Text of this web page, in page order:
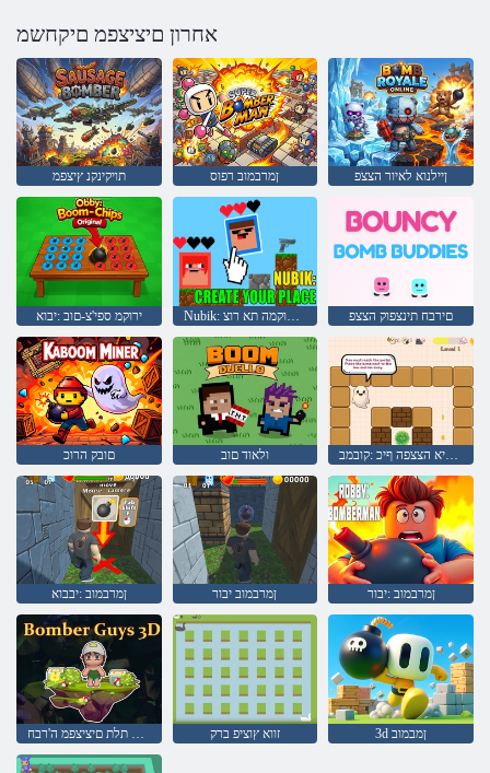
אחרון םיציצפמ םיקחשמ
תויקינקנ ץיצפמ ןמרבמוב רפוס ןיילנוא לאיור הצצפ
ירוקמ ספי'צ-םוב :יבוא Nubik: ךלש םוקמה תא רוצ םירבח תינצפוק הצצפ
םובק הרוכ ולאוד םוב יפוסניא הצצפה ףיכ :קובמב
ןמרבמוב :יבבוא ןמרבמוב יבור ןמרבמוב :יבור
דמימ תלת םיציצפמ ה'רבח זווא ץוציפ ברק 3d ןמבמוב